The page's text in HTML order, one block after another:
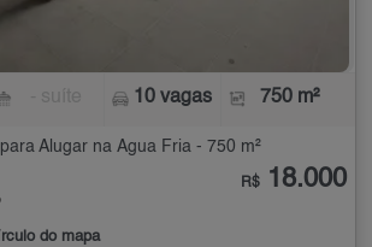
10 vagas 750 m²
Alugar na Água Fria - 750 m²
do mapa
R$ 18.000